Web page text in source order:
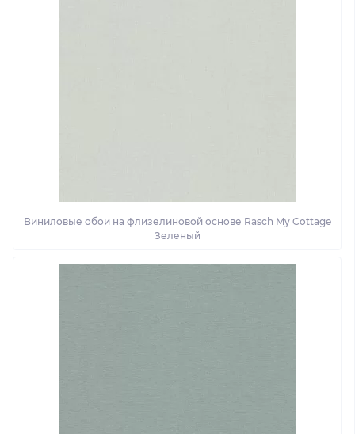
Виниловые обои на флизелиновой основе Rasch My Cottage
Зеленый